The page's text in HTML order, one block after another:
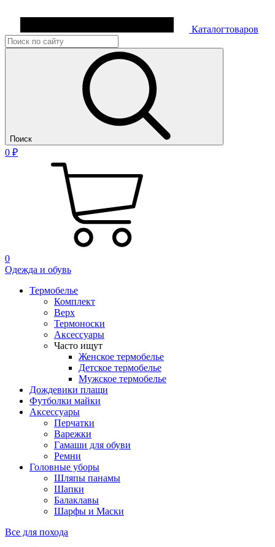
Каталогтоваров
Поиск
0 ₽
0
Одежда и обувь
Термобелье
Комплект
Верх
Термоноски
Аксессуары
Часто ищут
Женское термобелье
Детское термобелье
Мужское термобелье
Дождевики плащи
Футболки майки
Аксессуары
Перчатки
Варежки
Гамаши для обуви
Ремни
Головные уборы
Шляпы панамы
Шапки
Балаклавы
Шарфы и Маски
Все для похода